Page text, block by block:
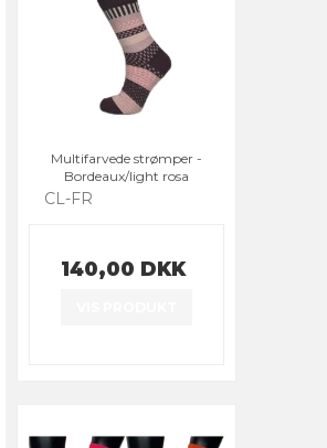
Multifarvede strømper -
Bordeaux/light rosa
CL-FR
140,00 DKK